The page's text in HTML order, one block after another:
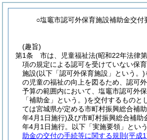
○塩竈市認可外保育施設補助金交付
(趣旨)
第1条
市は、児童福祉法(昭和22年法律
項の規定による認可を受けていない保
施設(以下「認可外保育施設」という。)
の児童の福祉の向上を図るため、認可外
予算の範囲内において、塩竈市認可外
「補助金」という。)を交付するものと
ては宮城県が定める市町村振興総合補
年4月1日施行)及び市町村振興総合補助
年4月1日施行。以下「実施要領」とい
助金の交付の手続等に関する規則 (平成